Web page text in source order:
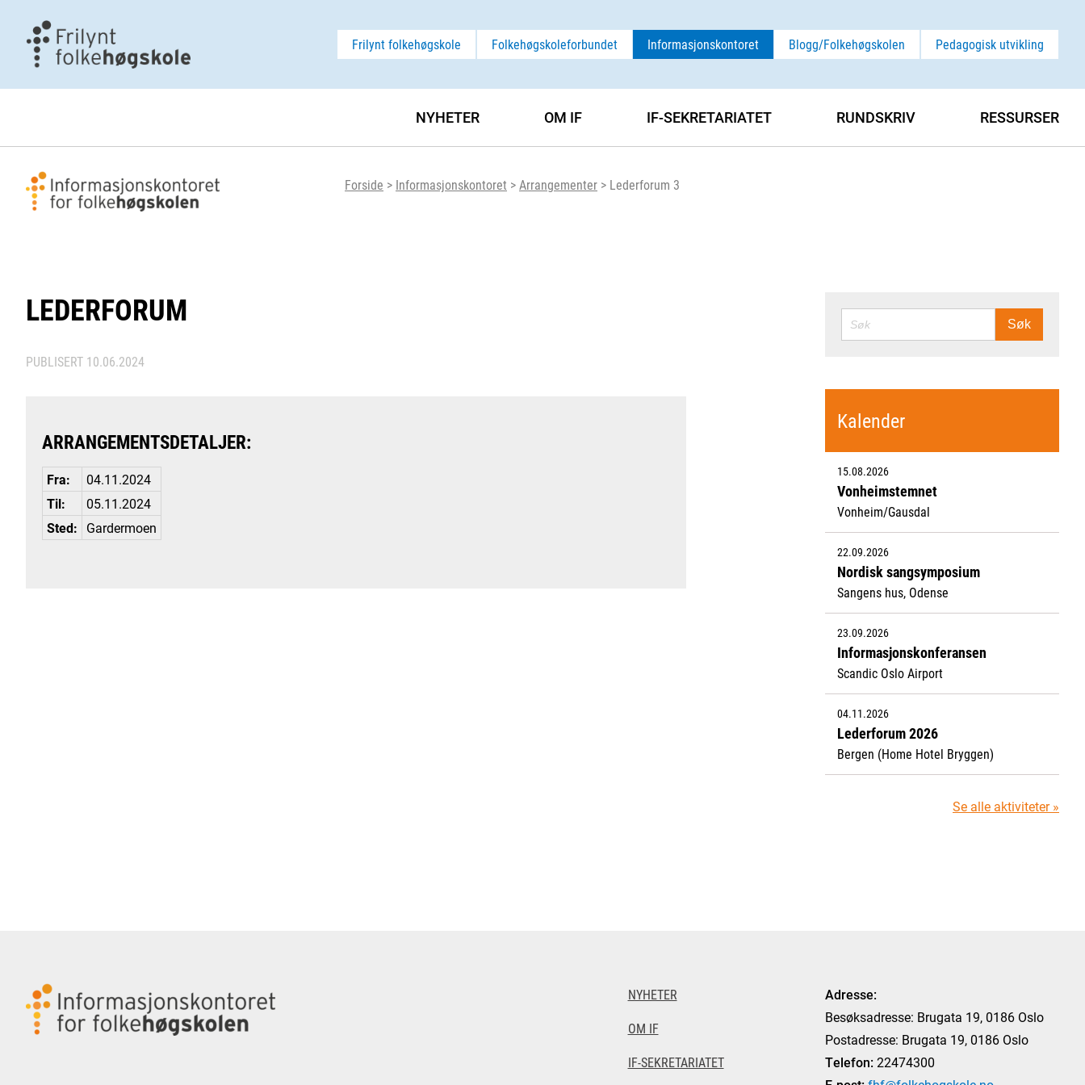
Frilynt folkehøgskole Folkehøgskoleforbundet Informasjonskontoret Blogg/Folkehøgskolen Pedagogisk utvikling
Forside > Informasjonskontoret >Arrangementer > Lederforum 3
NYHETER OM IF IF-SEKRETARIATET RUNDSKRIV RESSURSER
LEDERFORUM
PUBLISERT 10.06.2024
ARRANGEMENTSDETALJER:
Fra:
04.11.2024
Til:
05.11.2024
Sted:
Gardermoen
SØK Søk
Kalender
15.08.2026
Vonheimstemnet
Vonheim/Gausdal
22.09.2026
Nordisk sangsymposium
Sangens hus, Odense
23.09.2026
Informasjonskonferansen
Scandic Oslo Airport
04.11.2026
Lederforum 2026
Bergen (Home Hotel Bryggen)
Se alle aktiviteter »
NYHETER
OM IF
IF-SEKRETARIATET
Adresse:
Besøksadresse: Brugata 19, 0186 Oslo
Postadresse: Brugata 19, 0186 Oslo
Telefon: 22474300